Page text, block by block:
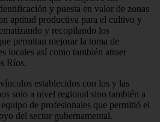
y puesta en valor de zonas
aptitud productiva para el cultivo y
y recopilando los
permitan mejorar la toma de
locales así como también atraer
Ríos.
establecidos con los y las
solo a nivel regional sino también a
de profesionales que permitió el
del sector gubernamental.